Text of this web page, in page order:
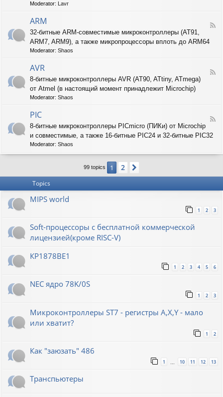
I
Moderator: Lavr
F
e
R
ARM
32-битные ARM-совместимые микроконтроллеры (AT91,
ARM7, ARM9), а также микропроцессоры вплоть до ARM64
Moderator: Shaos
F
V
AVR
8-битные микроконтроллеры AVR (AT90, ATtiny, ATmega)
от Atmel (в настоящий момент принадлежит Microchip)
Moderator: Shaos
F
e
PIC
8-битные микроконтроллеры PICmicro (ПИКи) от Microchip
и совместимые, а также 16-битные PIC24 и 32-битные PIC32
Moderator: Shaos
99 topics 1 2
Topics
MIPS world
1 2 3
Soft-процессоры с бесплатной коммерческой
лицензией(кроме RISC-V)
КР1878ВЕ1
1 2 3 4 5 6
NEC ядро 78K/0S
1 2 3
Микроконтроллеры ST7 - регистры A,X,Y - мало
или хватит?
1 2
Как "заюзать" 486
1 10 11 12 13
Транспьютеры